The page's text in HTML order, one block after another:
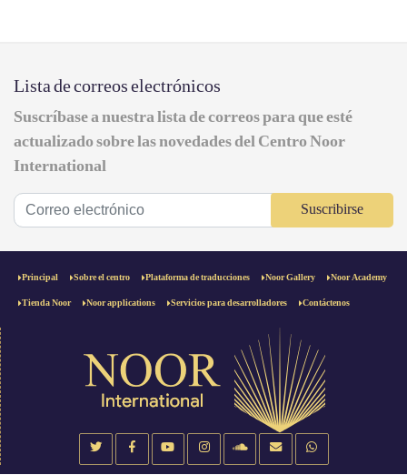
Lista de correos electrónicos
Suscríbase a nuestra lista de correos para que esté
actualizado sobre las novedades del Centro Noor
International
Suscribirse
Principal Sobre el centro Plataforma de traducciones Noor Gallery Noor Academy
Tienda Noor Noor applications Servicios para desarrolladores Contáctenos